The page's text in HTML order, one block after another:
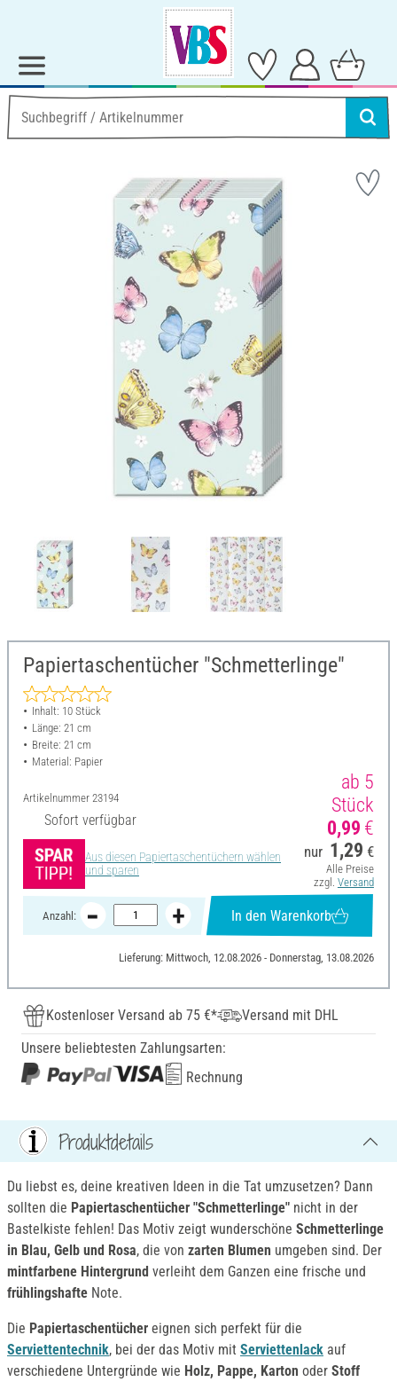
Papiertaschentücher "Schmetterlinge"
Inhalt: 10 Stück
Länge: 21 cm
Breite: 21 cm
Material: Papier
Artikelnummer 23194
Sofort verfügbar
Aus diesen Papiertaschentüchern wählen
und sparen
ab 5
Stück
0,99 €
nur 1,29 €
Alle Preise
zzgl. Versand
Anzahl: In den Warenkorb
Lieferung: Mittwoch, 12.08.2026 - Donnerstag, 13.08.2026
Kostenloser Versand ab 75 €*
Versand mit DHL
Unsere beliebtesten Zahlungsarten:
Rechnung
Produktdetails
Du liebst es, deine kreativen Ideen in die Tat umzusetzen? Dann
sollten die Papiertaschentücher "Schmetterlinge" nicht in der
Bastelkiste fehlen! Das Motiv zeigt wunderschöne Schmetterlinge
in Blau, Gelb und Rosa, die von zarten Blumen umgeben sind. Der
mintfarbene Hintergrund verleiht dem Ganzen eine frische und
frühlingshafte Note.
Die Papiertaschentücher eignen sich perfekt für die
Serviettentechnik, bei der das Motiv mit Serviettenlack auf
verschiedene Untergründe wie Holz, Pappe, Karton oder Stoff